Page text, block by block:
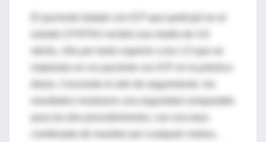
stents, cifra por tanto superior a los 1,5 que se
diaria. Concluido el año de seguimiento, los
resultados mostraron una seguridad comparable